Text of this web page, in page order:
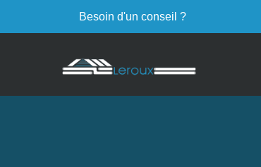
Besoin d'un conseil ?